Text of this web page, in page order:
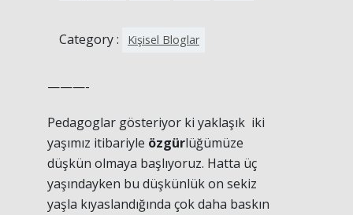
Category : Kişisel Bloglar
———-
Pedagoglar gösteriyor ki yaklaşık iki
yaşımız itibariyle özgürlüğümüze
düşkün olmaya başlıyoruz. Hatta üç
yaşındayken bu düşkünlük on sekiz
yaşla kıyaslandığında çok daha baskın